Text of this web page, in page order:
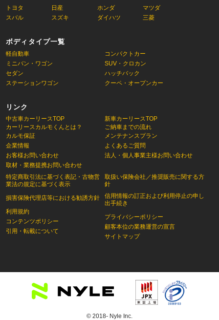
トヨタ 日産 ホンダ
マツダ
スバル
スズキ ダイハツ 三菱
ボディタイプ一覧
軽自動車
コンパクトカー
ミニバン・ワゴン
SUV・クロカン
セダン
ハッチバック
ステーションワゴン
クーペ・オープンカー
リンク
中古車カーリースTOP
カーリースカルモくんとは？
新車カーリースTOP
ご納車までの流れ
カルモ保証
企業情報
お客様お問い合わせ
取材・業務提携お問い合わせ
特定商取引法に基づく表記・古物営
業法の規定に基づく表示
損害保険代理店等における勧誘方針
利用規約
コンテンツポリシー
引用・転載について
メンテナンスプラン
よくあるご質問
法人・個人事業主様お問い合わせ
取扱い保険会社／推奨販売に関する方
針
信用情報の訂正および利用停止の申し
出手続き
プライバシーポリシー
顧客本位の業務運営の宣言
サイトマップ
© 2018- Nyle Inc.